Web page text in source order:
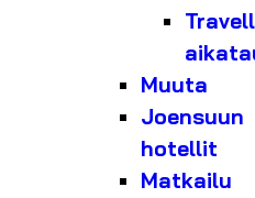
Muuta
Joensuun
hotellit
Matkailu